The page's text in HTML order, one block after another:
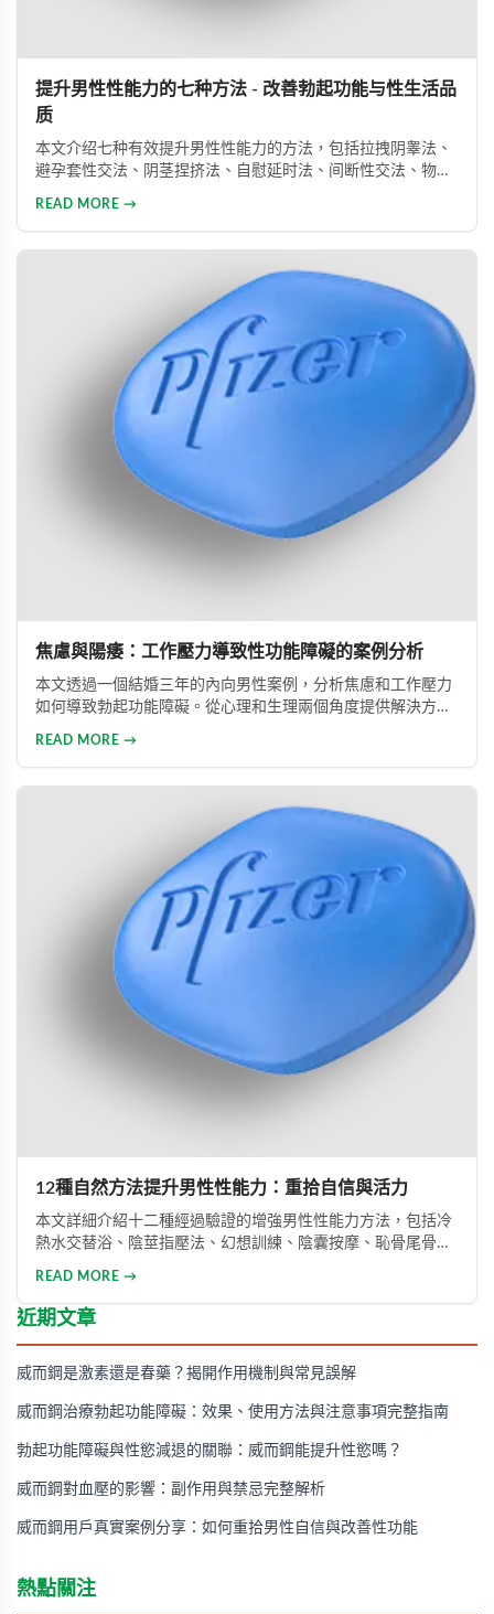
提升男性性能力的七种方法 - 改善勃起功能与性生活品
质
本文介绍七种有效提升男性性能力的方法，包括拉拽阴睾法、
避孕套性交法、阴茎捏挤法、自慰延时法、间断性交法、物理
能问题，提升性生活满意度。
READ MORE →
焦慮與陽痿：工作壓力導致性功能障礙的案例分析
本文透過一個結婚三年的內向男性案例，分析焦慮和工作壓力
如何導致勃起功能障礙。從心理和生理兩個角度提供解決方
READ MORE →
12種自然方法提升男性性能力：重拾自信與活力
本文詳細介紹十二種經過驗證的增強男性性能力方法，包括冷
熱水交替浴、陰莖指壓法、幻想訓練、陰囊按摩、恥骨尾骨肌
合適當的營養補充，一個月內即可感受到明顯的改善效果。
READ MORE →
近期文章
威而鋼是激素還是春藥？揭開作用機制與常見誤解
威而鋼治療勃起功能障礙：效果、使用方法與注意事項完整指南
勃起功能障礙與性慾減退的關聯：威而鋼能提升性慾嗎？
威而鋼對血壓的影響：副作用與禁忌完整解析
威而鋼用戶真實案例分享：如何重拾男性自信與改善性功能
熱點關注